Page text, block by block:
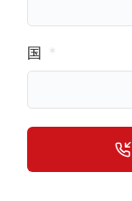
国